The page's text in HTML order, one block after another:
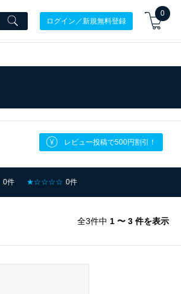
ログイン／新規無料登録
0
レビュー投稿で500円割引！
0件 ★☆☆☆☆ 0件
全3件中 1 〜 3 件を表示